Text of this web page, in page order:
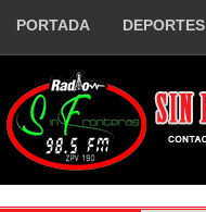
PORTADA DEPORTES